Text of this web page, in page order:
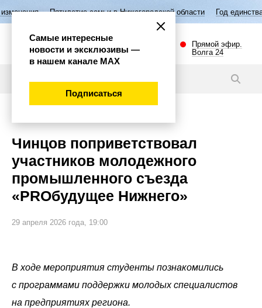
семьи в Нижегородской области Год единства народов
Прямой эфир.
Волга 24
Чинцов поприветствовал
участников молодежного
промышленного съезда
«PROбудущее Нижнего»
29 апреля 2026 года, 19:00
В ходе мероприятия студенты познакомились
с программами поддержки молодых специалистов
на предприятиях региона.
Самые интересные
новости и эксклюзивы —
в нашем канале МАХ
Подписаться